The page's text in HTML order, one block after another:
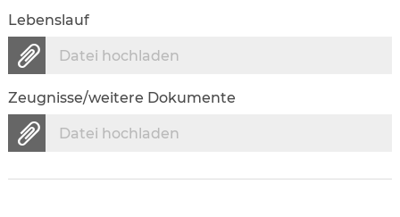
Lebenslauf
Datei hochladen
Zeugnisse/weitere Dokumente
Datei hochladen